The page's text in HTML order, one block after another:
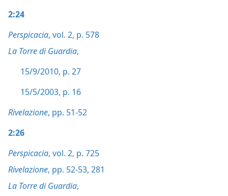
2:24
Perspicacia, vol. 2, p. 578
La Torre di Guardia,
15/9/2010, p. 27
15/5/2003, p. 16
Rivelazione, pp. 51-52
2:26
Perspicacia, vol. 2, p. 725
Rivelazione, pp. 52-53, 281
La Torre di Guardia,